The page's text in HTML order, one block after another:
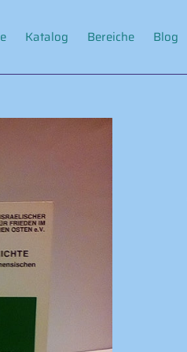
Katalog Bereiche Blog